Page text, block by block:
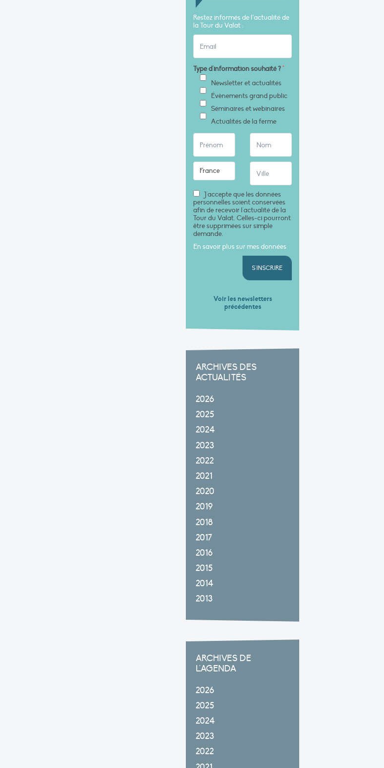
Restez informés de l’actualité de
la Tour du Valat :
Type d'information souhaité ?*
Newsletter et actualités
Évènements grand public
Séminaires et webinaires
Actualités de la ferme
J'accepte que les données
personnelles soient conservées
afin de recevoir l'actualité de la
Tour du Valat. Celles-ci pourront
être supprimées sur simple
demande.
En savoir plus sur mes données
S'INSCRIRE
Voir les newsletters
précédentes
ARCHIVES DES
ACTUALITÉS
2026
2025
2024
2023
2022
2021
2020
2019
2018
2017
2016
2015
2014
2013
ARCHIVES DE
L'AGENDA
2026
2025
2024
2023
2022